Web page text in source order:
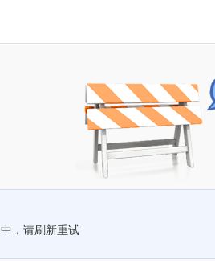
，请刷新重试